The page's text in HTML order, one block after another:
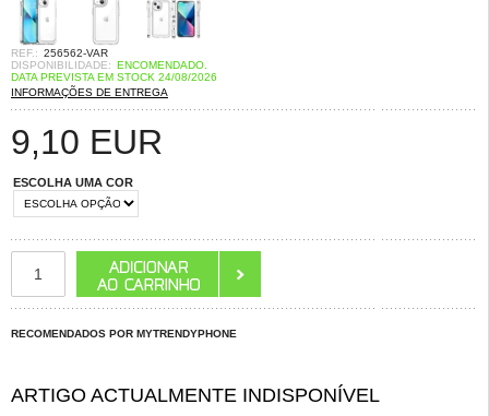
REF.: 256562-VAR
DISPONIBILIDADE: ENCOMENDADO.
DATA PREVISTA EM STOCK 24/08/2026
INFORMAÇÕES DE ENTREGA
9,10 EUR
ESCOLHA UMA COR
RECOMENDADOS POR MYTRENDYPHONE
ARTIGO ACTUALMENTE INDISPONÍVEL